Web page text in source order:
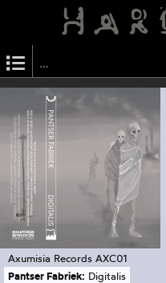
Axumisia Records AXC01
Pantser Fabriek: Digitalis